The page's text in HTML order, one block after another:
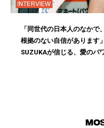
INTERVIEW
「同世代の日本人のなかで
根拠のない自信があります
SUZUKAが信じる、愛のパ